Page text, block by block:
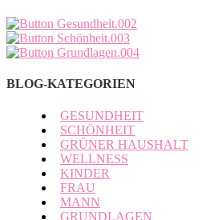
BLOG-KATEGORIEN
GESUNDHEIT
SCHÖNHEIT
GRÜNER HAUSHALT
WELLNESS
KINDER
FRAU
MANN
GRUNDLAGEN